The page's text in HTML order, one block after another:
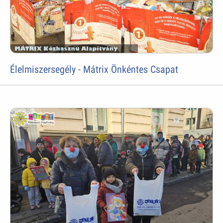
Élelmiszersegély - Mátrix Önkéntes Csapat